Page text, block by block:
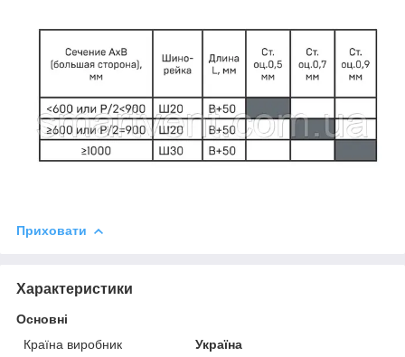
Приховати
Характеристики
Основні
Країна виробник
Україна